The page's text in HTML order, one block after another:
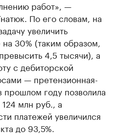
работ», —
По его словам, на
увеличить
30% (таким образом,
4,5 тысячи), а
с дебиторской
— претензионная-
прошлом году позволила
млн руб., а
платежей увеличился
до 93,5%.